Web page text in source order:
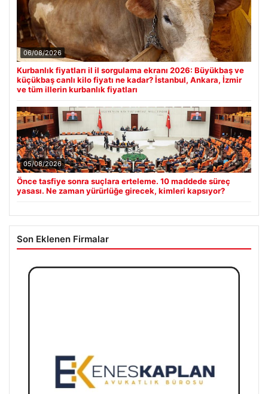
06/08/2026
Kurbanlık fiyatları il il sorgulama ekranı 2026: Büyükbaş ve
küçükbaş canlı kilo fiyatı ne kadar? İstanbul, Ankara, İzmir
ve tüm illerin kurbanlık fiyatları
05/08/2026
Önce tasfiye sonra suçlara erteleme. 10 maddede süreç
yasası. Ne zaman yürürlüğe girecek, kimleri kapsıyor?
Son Eklenen Firmalar